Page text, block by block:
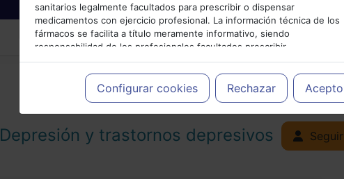
Cancelar
sanitarios legalmente facultados para prescribir o dispensar
medicamentos con ejercicio profesional. La información técnica de los
fármacos se facilita a título meramente informativo, siendo
responsabilidad de los profesionales facultados prescribir
medicamentos y decidir, en cada caso concreto, el tratamiento más
adecuado a las necesidades del paciente.
Configurar cookies Rechazar Acepto
PUBLICIDAD
Depresión y trastornos depresivos Seguir